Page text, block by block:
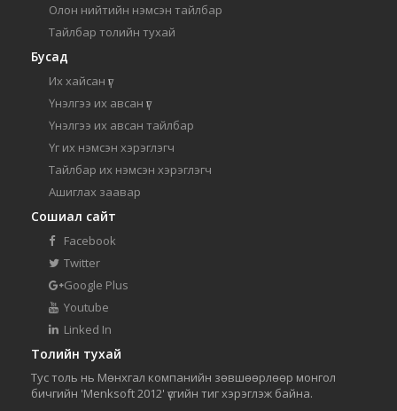
Олон нийтийн нэмсэн тайлбар
Тайлбар толийн тухай
Бусад
Их хайсан үг
Үнэлгээ их авсан үг
Үнэлгээ их авсан тайлбар
Үг их нэмсэн хэрэглэгч
Тайлбар их нэмсэн хэрэглэгч
Ашиглах заавар
Сошиал сайт
Facebook
Twitter
Google Plus
Youtube
Linked In
Толийн тухай
Тус толь нь Мөнхгал компанийн зөвшөөрлөөр монгол
бичгийн 'Menksoft 2012' үсгийн тиг хэрэглэж байна.